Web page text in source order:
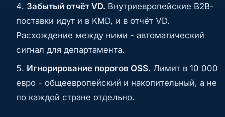
Забытый отчёт VD. Внутриевропейские B2B-
поставки идут и в KMD, и в отчёт VD.
Расхождение между ними - автоматический
сигнал для департамента.
Игнорирование порогов OSS. Лимит в 10 000
евро - общеевропейский и накопительный, а не
по каждой стране отдельно.